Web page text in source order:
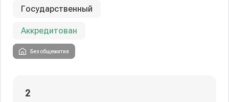
Государственный
Аккредитован
Без общежития
2